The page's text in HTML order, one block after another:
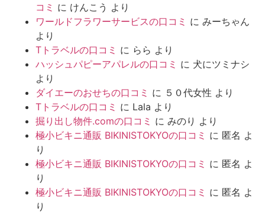
コミ に けんこう より
ワールドフラワーサービスの口コミ に みーちゃん
より
Tトラベルの口コミ に らら より
ハッシュパピーアパレルの口コミ に 犬にツミナシ
より
ダイエーのおせちの口コミ に ５０代女性 より
Tトラベルの口コミ に Lala より
掘り出し物件.comの口コミ に みのり より
極小ビキニ通販 BIKINISTOKYOの口コミ に 匿名 よ
り
極小ビキニ通販 BIKINISTOKYOの口コミ に 匿名 よ
り
極小ビキニ通販 BIKINISTOKYOの口コミ に 匿名 よ
り